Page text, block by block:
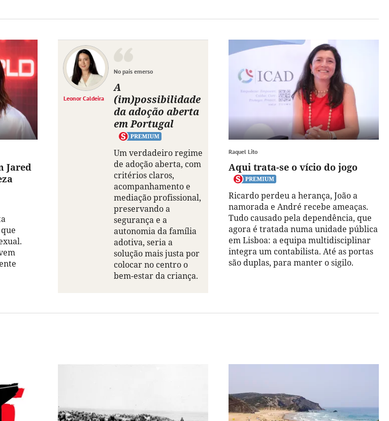
Jared
Leonor Caldeira
No país emerso
A
(im)possibilidade
da adoção aberta
em Portugal
Um verdadeiro regime
de adoção aberta, com
critérios claros,
acompanhamento e
mediação profissional,
preservando a
segurança e a
autonomia da família
adotiva, seria a
solução mais justa por
colocar no centro o
bem-estar da criança.
Raquel Lito
Aqui trata-se o vício do jogo
Ricardo perdeu a herança, João a
namorada e André recebe ameaças.
Tudo causado pela dependência, que
agora é tratada numa unidade pública
em Lisboa: a equipa multidisciplinar
integra um contabilista. Até as portas
são duplas, para manter o sigilo.